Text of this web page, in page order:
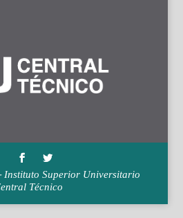
Superior Universitario
Técnico